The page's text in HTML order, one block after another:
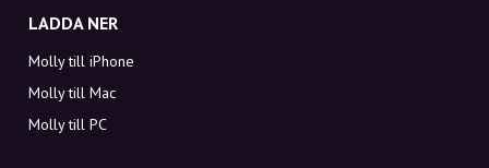
LADDA NER
Molly till iPhone
Molly till Mac
Molly till PC